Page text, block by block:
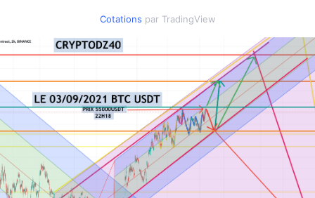
Cotations par TradingView